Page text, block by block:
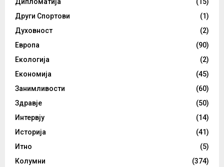
Дипломатија
(15)
Други Спортови
(1)
Духовност
(2)
Европа
(90)
Екологија
(2)
Економија
(45)
Занимливости
(60)
Здравје
(50)
Интервју
(14)
Историја
(41)
Итно
(5)
Колумни
(374)